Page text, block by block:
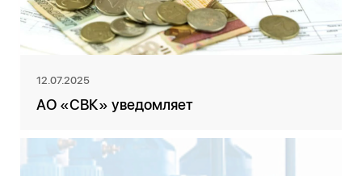
12.07.2025
АО «СВК» уведомляет